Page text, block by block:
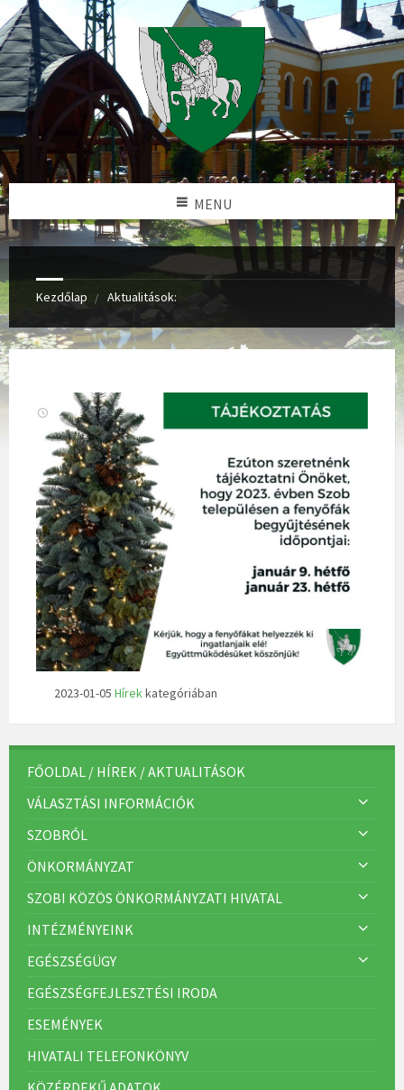
MENU
Kezdőlap Aktualitások:
2023-01-05 Hírek kategóriában
FŐOLDAL / HÍREK / AKTUALITÁSOK
VÁLASZTÁSI INFORMÁCIÓK
SZOBRÓL
ÖNKORMÁNYZAT
SZOBI KÖZÖS ÖNKORMÁNYZATI HIVATAL
INTÉZMÉNYEINK
EGÉSZSÉGÜGY
EGÉSZSÉGFEJLESZTÉSI IRODA
ESEMÉNYEK
HIVATALI TELEFONKÖNYV